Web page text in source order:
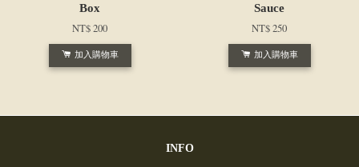
Box
NT$ 200
加入購物車
Sauce
NT$ 250
加入購物車
INFO